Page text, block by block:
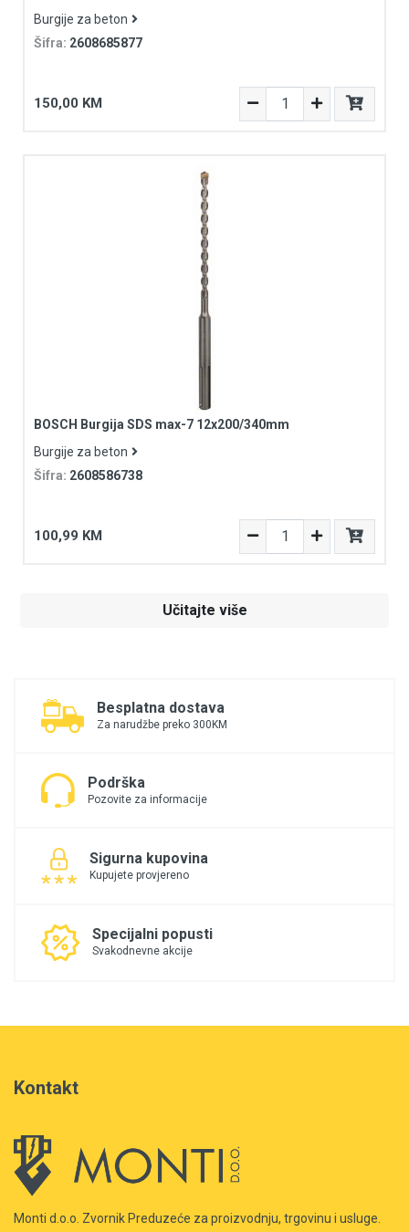
Burgije za beton
Šifra: 2608685877
150,00 KM
BOSCH Burgija SDS max-7 12x200/340mm
Burgije za beton
Šifra: 2608586738
100,99 KM
Učitajte više
Besplatna dostava
Za narudžbe preko 300KM
Podrška
Pozovite za informacije
Sigurna kupovina
Kupujete provjereno
Specijalni popusti
Svakodnevne akcije
Kontakt
Monti d.o.o. Zvornik Preduzeće za proizvodnju, trgovinu i usluge.